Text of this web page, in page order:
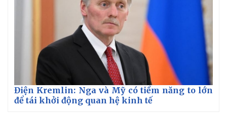
Điện Kremlin: Nga và Mỹ có tiềm năng to lớn
để tái khởi động quan hệ kinh tế